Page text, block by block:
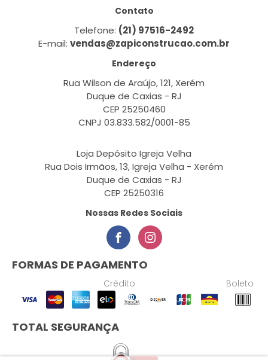
Contato
Telefone: (21) 97516-2492
E-mail: vendas@zapiconstrucao.com.br
Endereço
Rua Wilson de Araújo, 121, Xerém
Duque de Caxias - RJ
CEP 25250460
CNPJ 03.833.582/0001-85
Loja Depósito Igreja Velha
Rua Dois Irmãos, 13, Igreja Velha - Xerém
Duque de Caxias - RJ
CEP 25250316
Nossas Redes Sociais
FORMAS DE PAGAMENTO
Crédito Boleto
TOTAL SEGURANÇA